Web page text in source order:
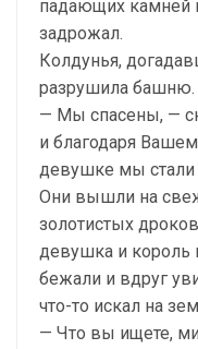
падающих камней
задрожал.
Колдунья,
разрушила башню.
— Мы спасены, —
и благодаря
девушке мы стали
Они вышли на
золотистых
девушка и король
бежали и вдруг
что-то искал на
— Что вы ищете,